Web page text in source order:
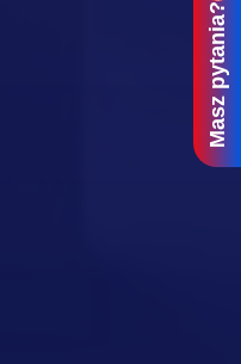
Masz pytania?